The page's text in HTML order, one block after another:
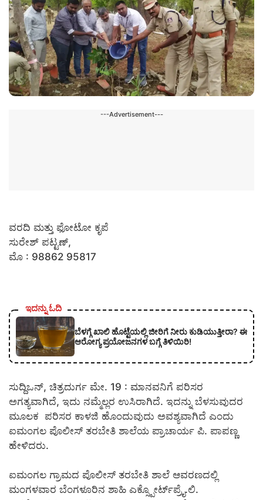
---Advertisement---
ವರದಿ ಮತ್ತು ಫೋಟೋ ಕೃಪೆ
ಸುರೇಶ್ ಪಟ್ಟಣ್,
ಮೊ : 98862 95817
ಇದನ್ನು ಓದಿ
ಬೆಳಗ್ಗೆ ಖಾಲಿ ಹೊಟ್ಟೆಯಲ್ಲಿ ಜೀರಿಗೆ ನೀರು ಕುಡಿಯುತ್ತೀರಾ? ಈ
ಆರೋಗ್ಯ ಪ್ರಯೋಜನಗಳ ಬಗ್ಗೆ ತಿಳಿಯಿರಿ!
ಸುದ್ದಿಒನ್, ಚಿತ್ರದುರ್ಗ ಮೇ. 19 : ಮಾನವನಿಗೆ ಪರಿಸರ
ಅಗತ್ಯವಾಗಿದೆ, ಇದು ನಮ್ಮೆಲ್ಲರ ಉಸಿರಾಗಿದೆ. ಇದನ್ನು ಬೆಳಸುವುದರ
ಮೂಲಕ ಪರಿಸರ ಕಾಳಜಿ ಹೊಂದುವುದು ಅವಶ್ಯವಾಗಿದೆ ಎಂದು
ಐಮಂಗಲ ಪೊಲೀಸ್ ತರಬೇತಿ ಶಾಲೆಯ ಪ್ರಾಚಾರ್ಯ ಪಿ. ಪಾಪಣ್ಣ
ಹೇಳಿದರು.
ಐಮಂಗಲ ಗ್ರಾಮದ ಪೊಲೀಸ್ ತರಬೇತಿ ಶಾಲೆ ಆವರಣದಲ್ಲಿ
ಮಂಗಳವಾರ ಬೆಂಗಳೂರಿನ ಶಾಹಿ ಎಕ್ಸ್ಪೋರ್ಟ್‍ಪ್ರೈ.ಲಿ.